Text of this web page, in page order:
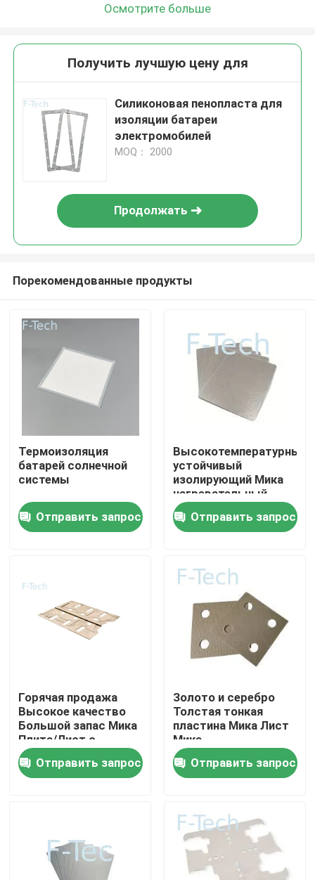
Домой
Продукты
VR-шоу
Экскурсия по заводу
Контроль качества
Случаи
Осмотрите больше
Получить лучшую цену для
Силиконовая пенопласта для
изоляции батареи
электромобилей
MOQ： 2000
Продолжать
Порекомендованные продукты
Термоизоляция
батарей солнечной
системы
Отправить запрос
Высокотемпературный
устойчивый
изолирующий Мика
нагревательный
элемент Мика
нагревательная
плита для батареи
Отправить запрос
Горячая продажа
Высокое качество
Большой запас Мика
Плита/Лист с
фабрикой Самый
дешевый ценой для
EV аккумуляторный
Отправить запрос
Золото и серебро
Толстая тонкая
пластина Мика Лист
Мика
Высокотемпературная
устойчивая
микроволновая печь
Отправить запрос